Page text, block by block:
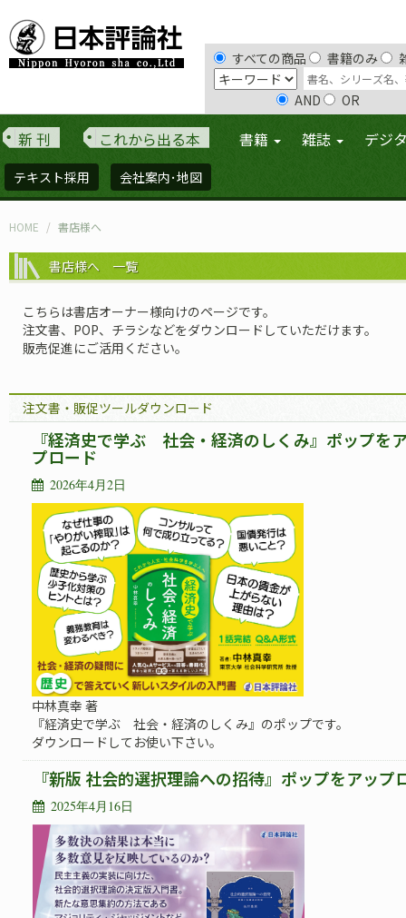
すべての商品 書籍のみ
AND OR
新 刊 これから出る本 書籍 雑誌 デジ
テキスト採用 会社案内･地図
HOME 書店様へ
書店様へ 一覧
こちらは書店オーナー様向けのページです。
注文書、POP、チラシなどをダウンロードしていただけます。
販売促進にご活用ください。
注文書・販促ツールダウンロード
『経済史で学ぶ 社会・経済のしくみ』ポップを
プロード
2026年4月2日
中林真幸 著
『経済史で学ぶ 社会・経済のしくみ』のポップです。
ダウンロードしてお使い下さい。
『新版 社会的選択理論への招待』ポップをアップ
2025年4月16日